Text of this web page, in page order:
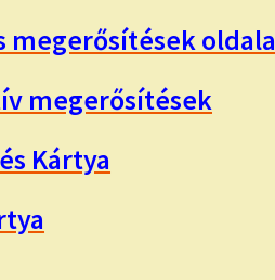
megerősítések oldala
megerősítések
Kártya